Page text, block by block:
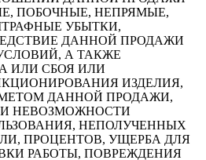
ПОБОЧНЫЕ, НЕПРЯМЫЕ,
УБЫТКИ,
ДАННОЙ ПРОДАЖИ
А ТАКЖЕ
ИЛИ СБОЯ ИЛИ
ИЗДЕЛИЯ,
ДАННОЙ ПРОДАЖИ,
НЕВОЗМОЖНОСТИ
НЕПОЛУЧЕННЫХ
ПРОЦЕНТОВ, УЩЕРБА ДЛЯ
РАБОТЫ, ПОВРЕЖДЕНИЯ